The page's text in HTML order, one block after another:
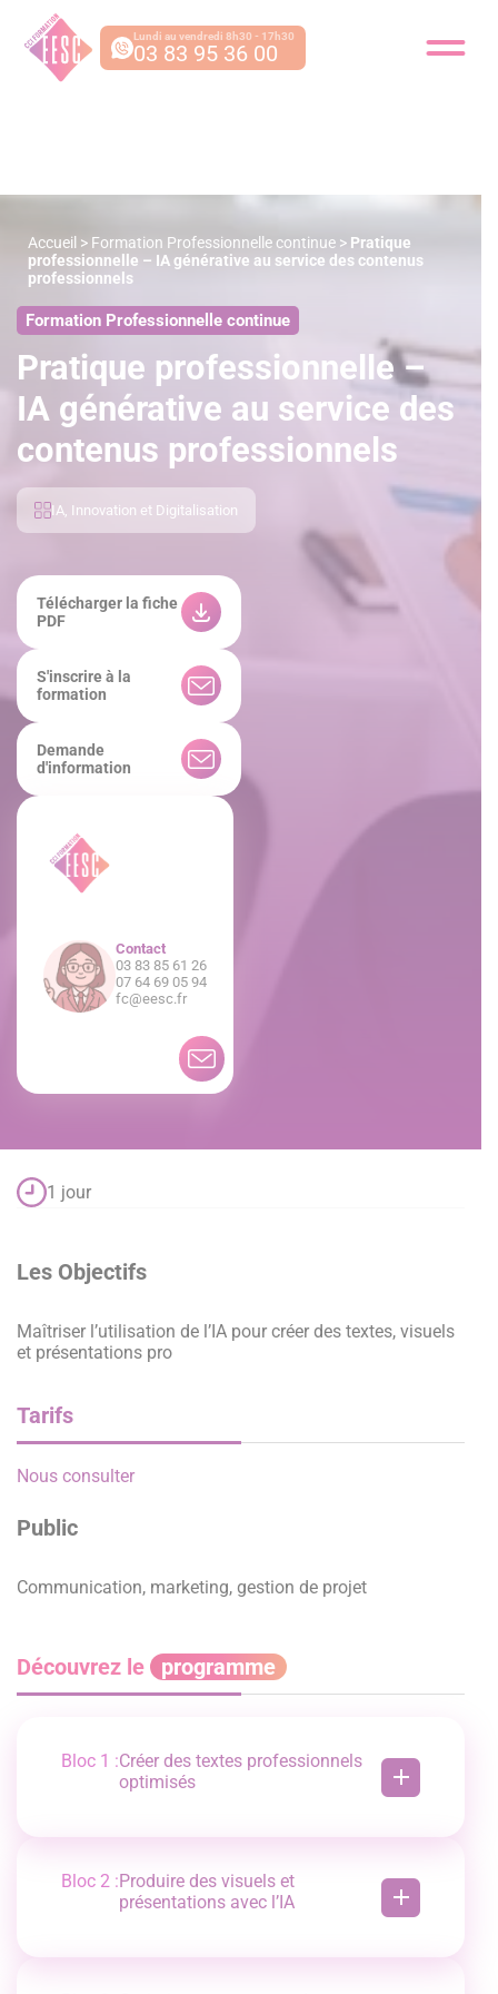
Lundi au vendredi 8h30 - 17h30
03 83 95 36 00
Accueil > Formation Professionnelle continue > Pratique
professionnelle – IA générative au service des contenus
professionnels
Formation Professionnelle continue
Pratique professionnelle –
IA générative au service des
contenus professionnels
IA, Innovation et Digitalisation
Télécharger la fiche
PDF
S'inscrire à la
formation
Demande
d'information
Contact
03 83 85 61 26
07 64 69 05 94
fc@eesc.fr
1 jour
Les Objectifs
Maîtriser l’utilisation de l’IA pour créer des textes, visuels
et présentations pro
Tarifs
Nous consulter
Public
Communication, marketing, gestion de projet
Découvrez le programme
Bloc 1 :Créer des textes professionnels
optimisés
fiche produit
commercial
• Gérer les styles, la tonalité, le niveau de
Bloc 2 : Produire des visuels et
présentations avec l’IA
• Créer une présentation PowerPoint assistée